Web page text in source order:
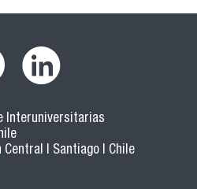
Interuniversitarias
| Santiago | Chile